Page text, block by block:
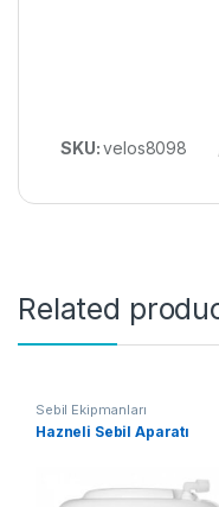
SKU:velos8098
Related
Sebil Ekipmanları
Hazneli Sebil Aparatı